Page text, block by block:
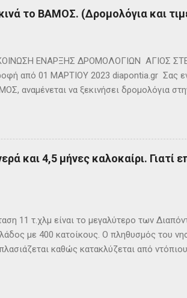
το ΒΑΜΟΣ. (Δρομολόγια και
ΕΝΑΡΞΗΣ ΔΡΟΜΟΛΟΓΙΩΝ ΑΓΙΟΣ
από 01 ΜΑΡΤΙΟΥ 2023 diapontia.gr Σας
αναμένεται να ξεκινήσει δρομολόγια
και 4,5 μήνες καλοκαίρι. Γιατί
11 τ.χλμ είναι το μεγαλύτερο των
με 400 κατοίκους. Ο πληθυσμός του
καθώς κατακλύζεται από
στα Αυλάκια, ένα όρμο κοντά στη